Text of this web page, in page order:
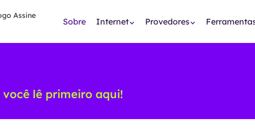
Sobre Internet Provedores
você lê primeiro aqui!